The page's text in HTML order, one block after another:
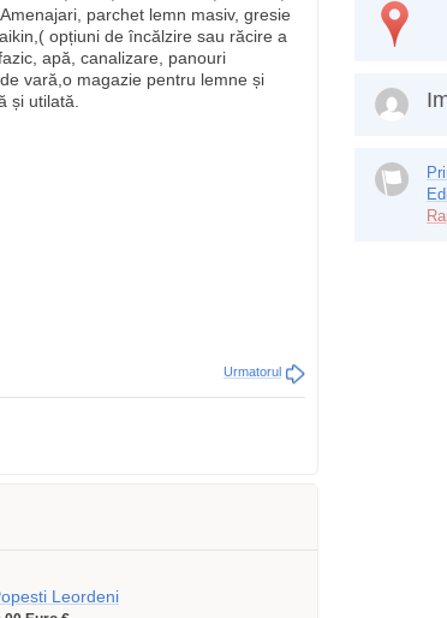
parchet lemn masiv, gresie
opțiuni de încălzire sau răcire a
apă, canalizare, panouri
vară,o magazie pentru lemne și
și utilată.
Urmatorul
Leordeni